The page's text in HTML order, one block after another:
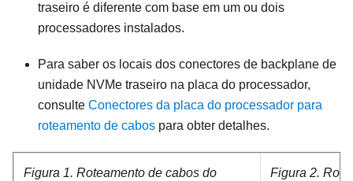
traseiro é diferente com base em um ou dois
processadores instalados.
Para saber os locais dos conectores de backplane de
unidade NVMe traseiro na placa do processador,
consulte Conectores da placa do processador para
roteamento de cabos para obter detalhes.
Figura 1. Roteamento de cabos do
Figura 2.